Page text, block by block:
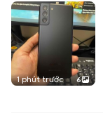
1 phút trước 6